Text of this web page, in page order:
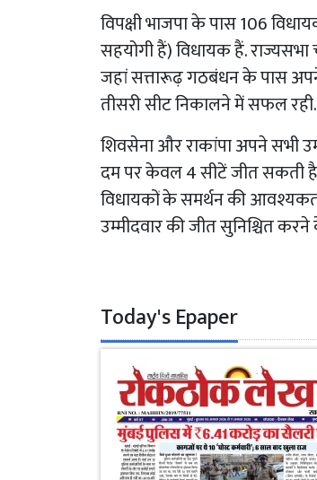
विपक्षी भाजपा के पास 106
सहयोगी हैं) विधायक हैं.
जहां सत्तारूढ़ गठबंधन के पास अपने
तीसरी सीट निकालने में सफल रही.
शिवसेना और राकांपा अपने सभी
दम पर केवल 4 सीटें जीत सकती
विधायकों के समर्थन की
उम्मीदवार की जीत सुनिश्चित
Today's Epaper